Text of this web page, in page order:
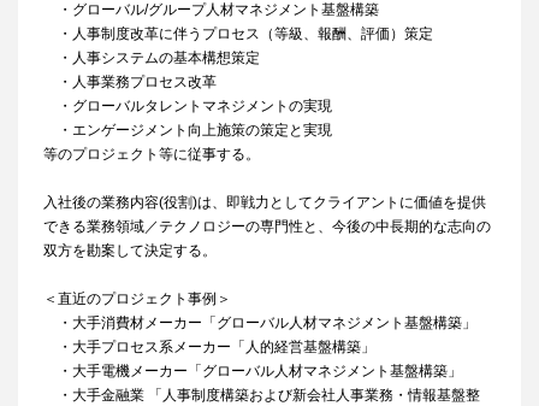
・グローバル/グループ人材マネジメント基盤構築
・人事制度改革に伴うプロセス（等級、報酬、評価）策定
・人事システムの基本構想策定
・人事業務プロセス改革
・グローバルタレントマネジメントの実現
・エンゲージメント向上施策の策定と実現
等のプロジェクト等に従事する。
入社後の業務内容(役割)は、即戦力としてクライアントに価値を提供
できる業務領域／テクノロジーの専門性と、今後の中長期的な志向の
双方を勘案して決定する。
＜直近のプロジェクト事例＞
・大手消費材メーカー「グローバル人材マネジメント基盤構築」
・大手プロセス系メーカー「人的経営基盤構築」
・大手電機メーカー「グローバル人材マネジメント基盤構築」
・大手金融業 「人事制度構築および新会社人事業務・情報基盤整